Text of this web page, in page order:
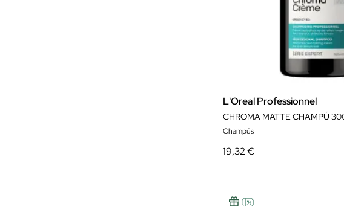
L'Oreal Professionnel
CHROMA MATTE CHAMPÚ
Champús
19,32 €